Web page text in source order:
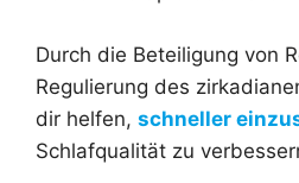
Durch die Beteiligung von
Regulierung des
dir helfen, schneller
Schlafqualität zu